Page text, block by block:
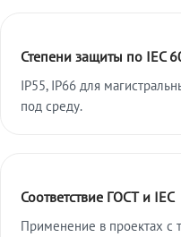
Степени защиты по IEC
IP55, IP66 для
под среду.
Соответствие ГОСТ и IEC
Применение в проектах с